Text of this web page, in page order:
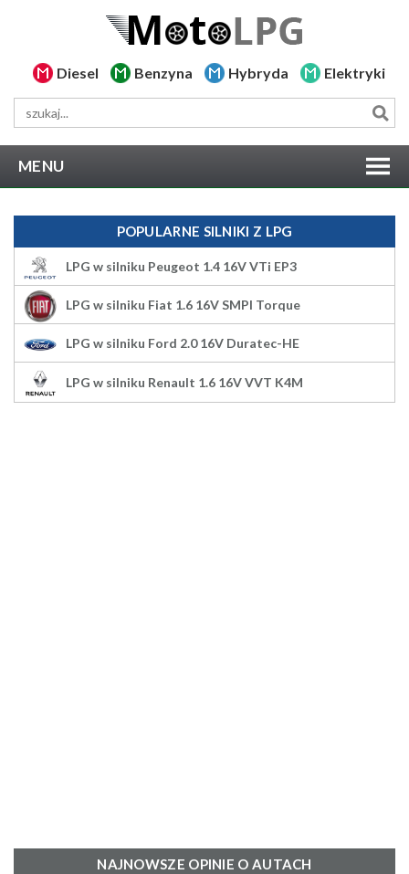
Diesel Benzyna Hybryda Elektryki
MENU
POPULARNE SILNIKI Z LPG
LPG w silniku Peugeot 1.4 16V VTi EP3
LPG w silniku Fiat 1.6 16V SMPI Torque
LPG w silniku Ford 2.0 16V Duratec-HE
LPG w silniku Renault 1.6 16V VVT K4M
NAJNOWSZE OPINIE O AUTACH